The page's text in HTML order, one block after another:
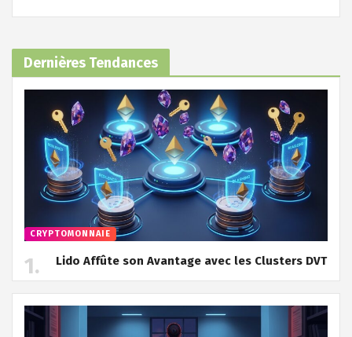
Dernières Tendances
CRYPTOMONNAIE
Lido Affûte son Avantage avec les Clusters DVT